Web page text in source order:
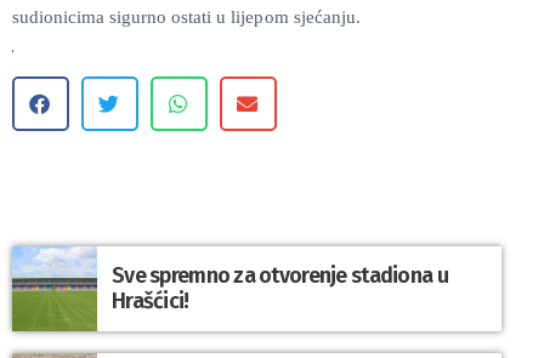
sudionicima sigurno ostati u lijepom sjećanju.
Sve spremno za otvorenje stadiona u
Hrašćici!